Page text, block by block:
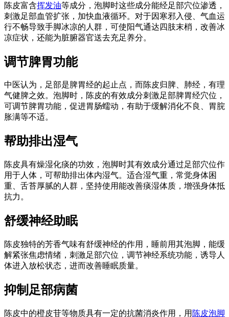
陈皮富含挥发油等成分，泡脚时这些成分能经足部穴位渗透，
刺激足部血管扩张，加快血液循环。对于因寒邪入侵、气血运
行不畅导致手脚冰凉的人群，可使阳气通达四肢末梢，改善冰
凉症状，还能为脏腑器官送去充足养分。
调节脾胃功能
中医认为，足部是脾胃经的起止点，而陈皮归脾、肺经，有理
气健脾之效。泡脚时，陈皮的有效成分刺激足部脾胃经穴位，
可调节脾胃功能，促进胃肠蠕动，有助于缓解消化不良、胃脘
胀满等不适。
帮助排出湿气
陈皮具有燥湿化痰的功效，泡脚时其有效成分通过足部穴位作
用于人体，可帮助排出体内湿气。适合湿气重，常觉身体困
重、舌苔厚腻的人群，坚持使用能改善痰湿体质，增强身体抵
抗力。
舒缓神经助眠
陈皮独特的芳香气味有舒缓神经的作用，睡前用其泡脚，能缓
解紧张焦虑情绪，刺激足部穴位，调节神经系统功能，诱导人
体进入放松状态，进而改善睡眠质量。
抑制足部病菌
陈皮中的橙皮苷等物质具有一定的抗菌消炎作用，用 陈皮泡脚